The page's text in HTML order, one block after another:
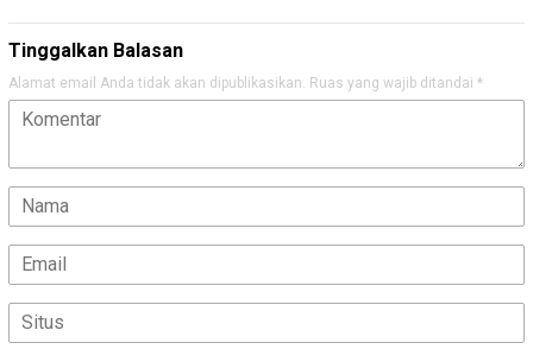
Tinggalkan Balasan
Alamat email Anda tidak akan dipublikasikan. Ruas yang wajib ditandai *